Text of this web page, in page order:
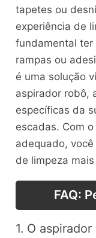
tapetes ou
experiência de
fundamental ter
rampas ou
é uma solução
aspirador robô,
específicas da
escadas. Com
adequado,
de limpeza
FAQ:
1. O